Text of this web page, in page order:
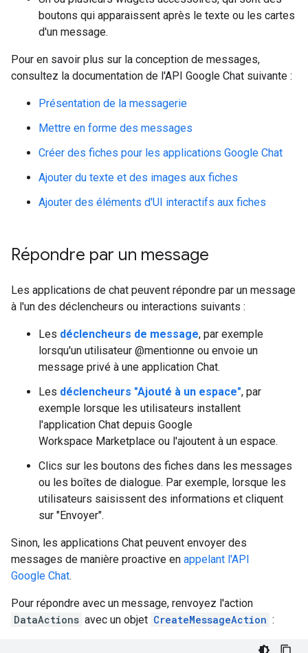
boutons qui apparaissent après le texte ou les cartes
d'un message.
Pour en savoir plus sur la conception de messages,
consultez la documentation de l'API Google Chat suivante :
Présentation de la messagerie
Mettre en forme des messages
Créer des fiches pour les applications Google Chat
Ajouter du texte et des images aux fiches
Ajouter des éléments d'UI interactifs aux fiches
Répondre par un message
Les applications de chat peuvent répondre par un message
à l'un des déclencheurs ou interactions suivants :
Les déclencheurs de message, par exemple
lorsqu'un utilisateur @mentionne ou envoie un
message privé à une application Chat.
Les déclencheurs "Ajouté à un espace", par
exemple lorsque les utilisateurs installent
l'application Chat depuis Google
Workspace Marketplace ou l'ajoutent à un espace.
Clics sur les boutons des fiches dans les messages
ou les boîtes de dialogue. Par exemple, lorsque les
utilisateurs saisissent des informations et cliquent
sur "Envoyer".
Sinon, les applications Chat peuvent envoyer des
messages de manière proactive en appelant l'API
Google Chat.
Pour répondre avec un message, renvoyez l'action
DataActions avec un objet CreateMessageAction :